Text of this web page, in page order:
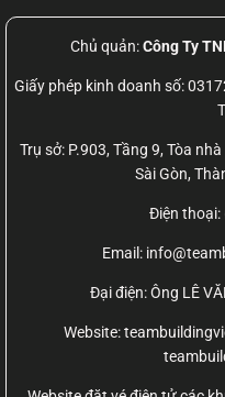
Chủ quản:Công Ty
Giấy phép kinh doanh số:
Trụ sở: P.903, Tầng 9, Tòa
Sài Gòn,
Điện thoại:
Email:
Đại điện: Ông LÊ
Website: